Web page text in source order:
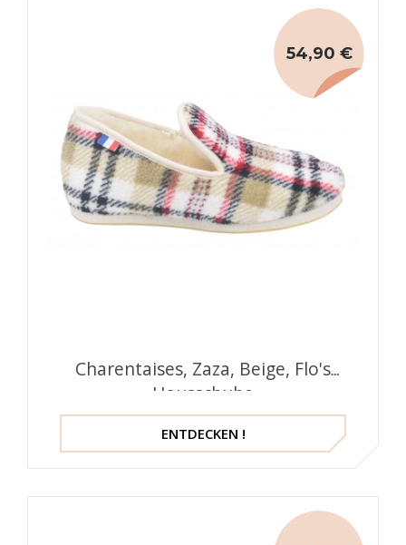
Charentaises, Zaza, Beige, Flo's
Hausschuhe
54,90 €
ENTDECKEN !